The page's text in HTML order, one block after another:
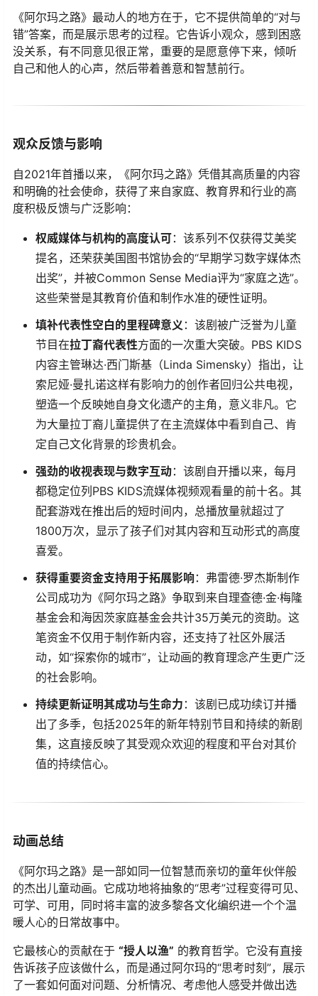
《阿尔玛之路》最动人的地方在于，它不提供简单的“对与
错”答案，而是展示思考的过程。它告诉小观众，感到困惑
没关系，有不同意见很正常，重要的是愿意停下来，倾听
自己和他人的心声，然后带着善意和智慧前行。
观众反馈与影响
自2021年首播以来，《阿尔玛之路》凭借其高质量的内容
和明确的社会使命，获得了来自家庭、教育界和行业的高
度积极反馈与广泛影响：
权威媒体与机构的高度认可：该系列不仅获得艾美奖
提名，还荣获美国图书馆协会的“早期学习数字媒体杰
出奖”，并被Common Sense Media评为“家庭之选”。
这些荣誉是其教育价值和制作水准的硬性证明。
填补代表性空白的里程碑意义 ：该剧被广泛誉为儿童
节目在拉丁裔代表性方面的一次重大突破。PBS KIDS
内容主管琳达·西门斯基（Linda Simensky）指出，让
索尼娅·曼扎诺这样有影响力的创作者回归公共电视，
塑造一个反映她自身文化遗产的主角，意义非凡。它
为大量拉丁裔儿童提供了在主流媒体中看到自己、肯
定自己文化背景的珍贵机会。
强劲的收视表现与数字互动：该剧自开播以来，每月
都稳定位列PBS KIDS流媒体视频观看量的前十名。其
配套游戏在推出后的短时间内，总播放量就超过了
1800万次，显示了孩子们对其内容和互动形式的高度
喜爱。
获得重要资金支持用于拓展影响：弗雷德·罗杰斯制作
公司成功为《阿尔玛之路》争取到来自理查德·金·梅隆
基金会和海因茨家庭基金会共计35万美元的资助。这
笔资金不仅用于制作新内容，还支持了社区外展活
动，如“探索你的城市”，让动画的教育理念产生更广泛
的社会影响。
持续更新证明其成功与生命力 ：该剧已成功续订并播
出了多季，包括2025年的新年特别节目和持续的新剧
集，这直接反映了其受观众欢迎的程度和平台对其价
值的持续信心。
动画总结
《阿尔玛之路》是一部如同一位智慧而亲切的童年伙伴般
的杰出儿童动画。它成功地将抽象的“思考”过程变得可见、
可学、可用，同时将丰富的波多黎各文化编织进一个个温
暖人心的日常故事中。
它最核心的贡献在于 “授人以渔” ​ 的教育哲学。它没有直接
告诉孩子应该做什么，而是通过阿尔玛的“思考时刻”，展示
了一套如何面对问题、分析情况、考虑他人感受并做出选